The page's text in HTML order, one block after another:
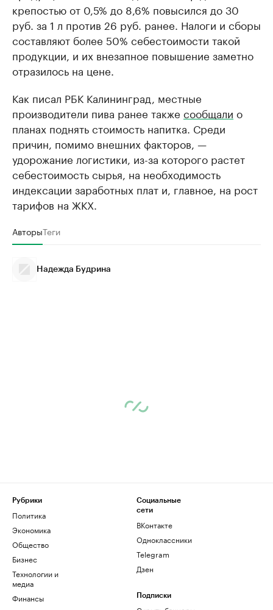
крепостью от 0,5% до 8,6% повысился до 30
руб. за 1 л против 26 руб. ранее. Налоги и сборы
составляют более 50% себестоимости такой
продукции, и их внезапное повышение заметно
отразилось на цене.
Как писал РБК Калининград, местные
производители пива ранее также сообщали о
планах поднять стоимость напитка. Среди
причин, помимо внешних факторов, —
удорожание логистики, из-за которого растет
себестоимость сырья, на необходимость
индексации заработных плат и, главное, на рост
тарифов на ЖКХ.
АвторыТеги
Надежда Будрина
Рубрики
Политика
Экономика
Общество
Бизнес
Технологии и
медиа
Финансы
Социальные
сети
ВКонтакте
Одноклассники
Telegram
Дзен
Подписки